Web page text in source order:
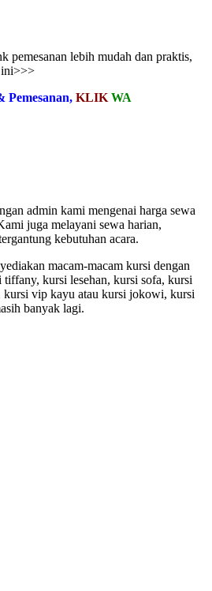
pemesanan lebih mudah dan praktis,
Pemesanan, KLIK WA
admin kami mengenai harga sewa
juga melayani sewa harian,
kebutuhan acara.
macam-macam kursi dengan
kursi lesehan, kursi sofa, kursi
kursi vip kayu atau kursi jokowi, kursi
banyak lagi.